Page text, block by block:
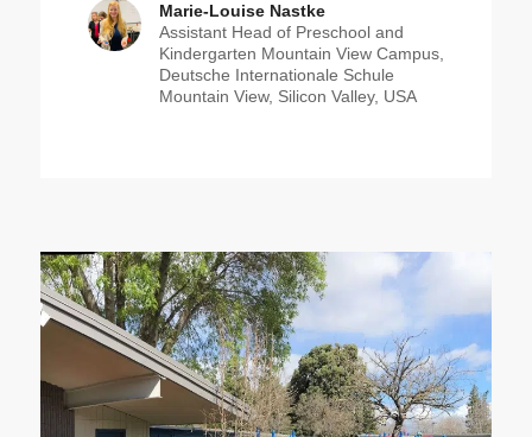
Marie-Louise Nastke
Assistant Head of Preschool and
Kindergarten Mountain View Campus,
Deutsche Internationale Schule
Mountain View, Silicon Valley, USA